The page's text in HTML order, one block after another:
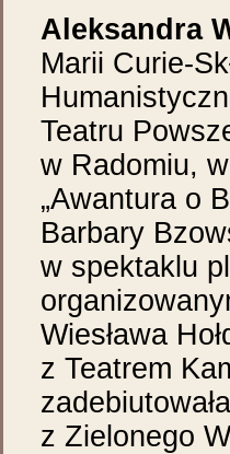
Aleksandra
Marii Curie-
Teatru
w Radomiu,
„Awantura o
Barbary
w spektaklu
Wiesława
z Teatrem
z Zielonego